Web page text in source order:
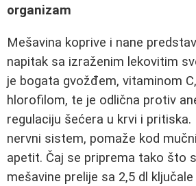
organizam
Mešavina koprive i nane
napitak sa izraženim lekovitim
je bogata gvožđem, vitaminom
hlorofilom, te je odlična protiv
regulaciju šećera u krvi i pritiska.
nervni sistem, pomaže kod
apetit. Čaj se priprema tako što
mešavine prelije sa 2,5 dl